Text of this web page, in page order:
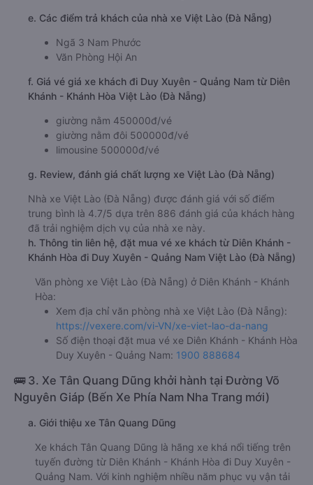
e. Các điểm trả khách của nhà xe Việt Lào (Đà Nẵng)
Ngã 3 Nam Phước
Văn Phòng Hội An
f. Giá vé giá xe khách đi Duy Xuyên - Quảng Nam từ Diên
Khánh - Khánh Hòa Việt Lào (Đà Nẵng)
giường nằm 450000đ/vé
giường nằm đôi 500000đ/vé
limousine 500000đ/vé
g. Review, đánh giá chất lượng xe Việt Lào (Đà Nẵng)
Nhà xe Việt Lào (Đà Nẵng) được đánh giá với số điểm
trung bình là 4.7/5 dựa trên 886 đánh giá của khách hàng
đã trải nghiệm dịch vụ của nhà xe này.
h. Thông tin liên hệ, đặt mua vé xe khách từ Diên Khánh -
Khánh Hòa đi Duy Xuyên - Quảng Nam Việt Lào (Đà Nẵng)
Văn phòng xe Việt Lào (Đà Nẵng) ở Diên Khánh - Khánh
Hòa:
Xem địa chỉ văn phòng nhà xe Việt Lào (Đà Nẵng):
https://vexere.com/vi-VN/xe-viet-lao-da-nang
Số điện thoại đặt mua vé xe Diên Khánh - Khánh Hòa
Duy Xuyên - Quảng Nam: 1900 888684
🚌 3. Xe Tân Quang Dũng khởi hành tại Đường Võ
Nguyên Giáp (Bến Xe Phía Nam Nha Trang mới)
a. Giới thiệu xe Tân Quang Dũng
Xe khách Tân Quang Dũng là hãng xe khá nổi tiếng trên
tuyến đường từ Diên Khánh - Khánh Hòa đi Duy Xuyên -
Quảng Nam. Với kinh nghiệm nhiều năm phục vụ vận tải